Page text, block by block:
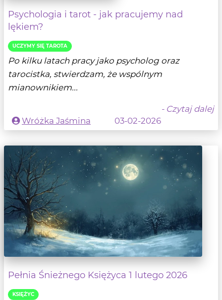
Psychologia i tarot - jak pracujemy nad
lękiem?
UCZYMY SIĘ TAROTA
Po kilku latach pracy jako psycholog oraz
tarocistka, stwierdzam, że wspólnym
mianownikiem...
- Czytaj dalej
Wróżka Jaśmina
03-02-2026
Pełnia Śnieżnego Księżyca 1 lutego 2026
KSIĘŻYC